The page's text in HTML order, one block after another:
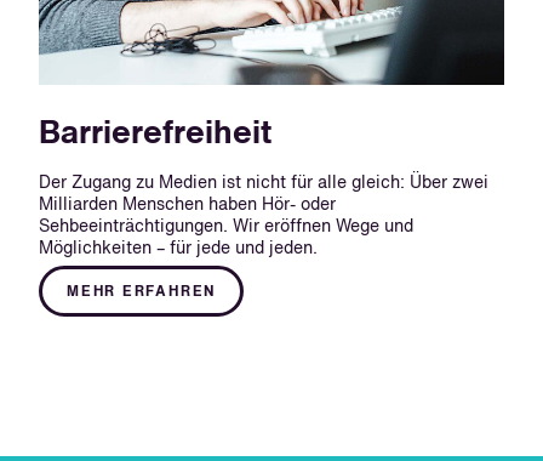
Barrierefreiheit
Der Zugang zu Medien ist nicht für alle gleich: Über zwei
Milliarden Menschen haben Hör- oder
Sehbeeinträchtigungen. Wir eröffnen Wege und
Möglichkeiten – für jede und jeden.
MEHR ERFAHREN